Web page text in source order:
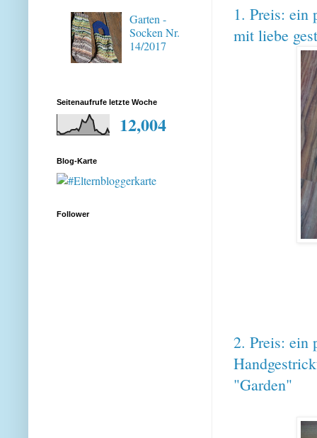
1. Preis: ein
mit liebe
2. Preis: ein
"Garden"
Garten -
Socken Nr.
14/2017
Seitenaufrufe letzte Woche
12,004
Blog-Karte
Follower